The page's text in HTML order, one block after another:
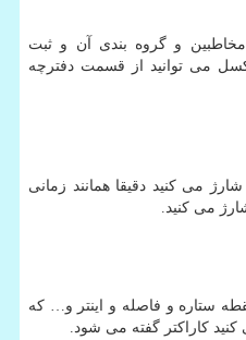
و گروه بندی آن و ثبت
می توانید از قسمت دفترچه
می کنید دقیقا همانند زمانی
می کنید.
ستاره و فاصله و اینتر و… که
کاراکتر گفته می شود.